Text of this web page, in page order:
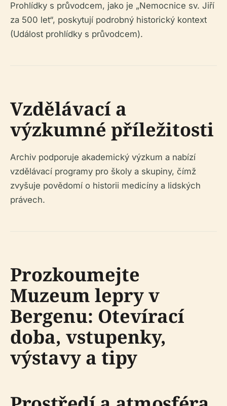
Prohlídky s průvodcem, jako je „Nemocnice sv. Jiří
za 500 let“, poskytují podrobný historický kontext
(Událost prohlídky s průvodcem).
Vzdělávací a
výzkumné příležitosti
Archiv podporuje akademický výzkum a nabízí
vzdělávací programy pro školy a skupiny, čímž
zvyšuje povědomí o historii medicíny a lidských
právech.
Prozkoumejte
Muzeum lepry v
Bergenu: Otevírací
doba, vstupenky,
výstavy a tipy